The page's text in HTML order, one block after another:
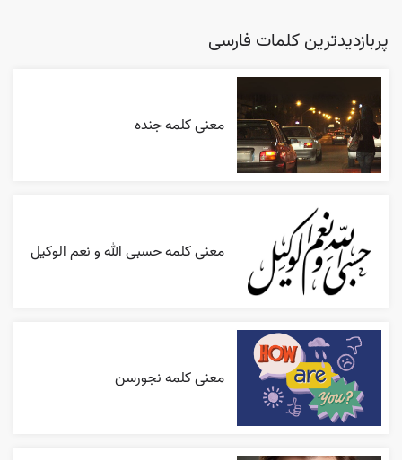
پربازدیدترین کلمات فارسی
معنی کلمه جنده
معنی کلمه حسبی الله و نعم الوکیل
معنی کلمه نجورسن